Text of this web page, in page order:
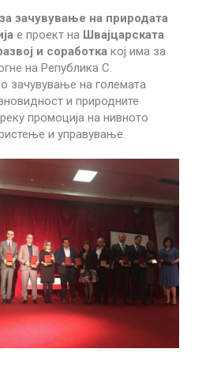
зачувување на природата
е проект на Швајцарската
и соработка кој има за
на Република С.
зачувување на големата
и природните
промоција на нивното
и управување.